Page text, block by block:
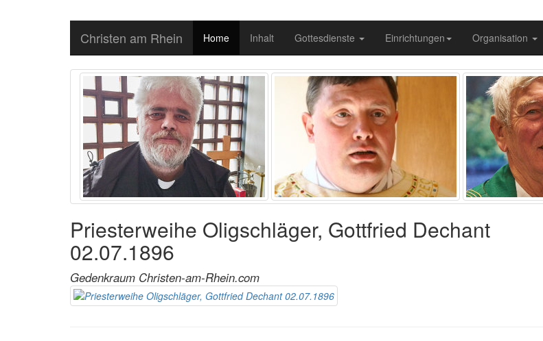
Christen am Rhein Home Inhalt Gottesdienste Einrichtungen Organisation
Priesterweihe Oligschläger, Gottfried Dechant
02.07.1896
Gedenkraum Christen-am-Rhein.com